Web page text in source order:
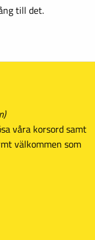
till det.
våra korsord samt
välkommen som